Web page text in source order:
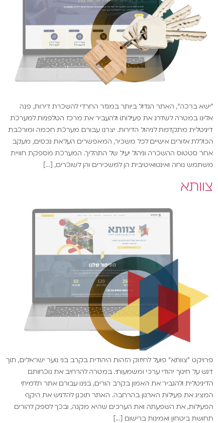
"ישא ברכה", האתר הגדול ביותר במגזר החרדי להשכרת דירות, פנה
אלינו במטרה לשדרג את פעילותו ולהעביר את מרכז הטלפניות למערכת
דיגיטלית מתקדמת לניהול הדירות. יצרנו עבורם מערכת חכמה ומורכבת
הכוללת אזורים אישיים לכל משכיר, המאפשרים העלאת נכסים, מעקב
אחר סטטוס ההשכרה וניהול יעיל של התהליך. המערכת מספקת חוויית
משתמש נוחה ואינטואיטיבית הן למשכירים והן לשוכרים, […]
צוותא
פרויקט "צוותא" פועל לחיזוק הזהות היהודית בקרב בני נוער ישראלים, תוך
דגש על חינוך יהודי ערכי ומשמעותי. במטרה להרחיב את נוכחותם
הדיגיטלית ולהגביר את האמון בקרב הורים, בנינו עבורם אתר תדמיתי
המציג את פעילות הארגון בהרחבה. האתר תוכנן להדגיש את היקף
הפעילות, את השפעתה ואת הערכים שהיא מקנה, ובכך לספק להורים
תחושת ביטחון ואמינות ברישום […]